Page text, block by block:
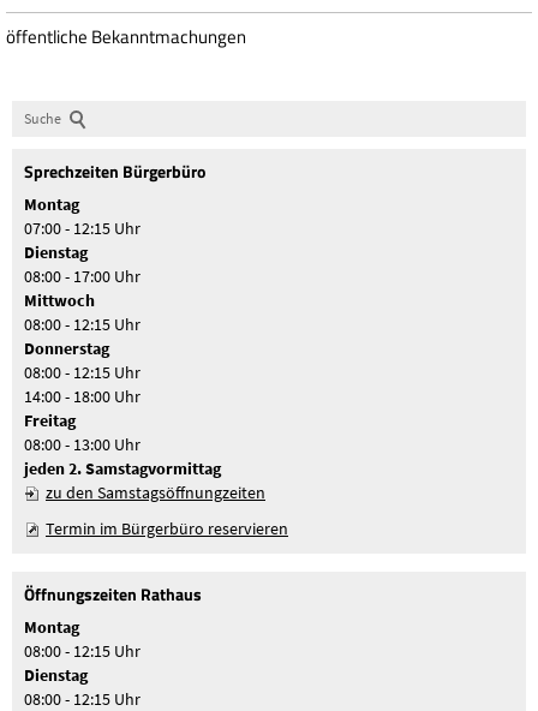
öffentliche Bekanntmachungen
Suche
Sprechzeiten Bürgerbüro
Montag
07:00 - 12:15 Uhr
Dienstag
08:00 - 17:00 Uhr
Mittwoch
08:00 - 12:15 Uhr
Donnerstag
08:00 - 12:15 Uhr
14:00 - 18:00 Uhr
Freitag
08:00 - 13:00 Uhr
jeden 2. Samstagvormittag
zu den Samstagsöffnungzeiten
Termin im Bürgerbüro reservieren
Öffnungszeiten Rathaus
Montag
08:00 - 12:15 Uhr
Dienstag
08:00 - 12:15 Uhr